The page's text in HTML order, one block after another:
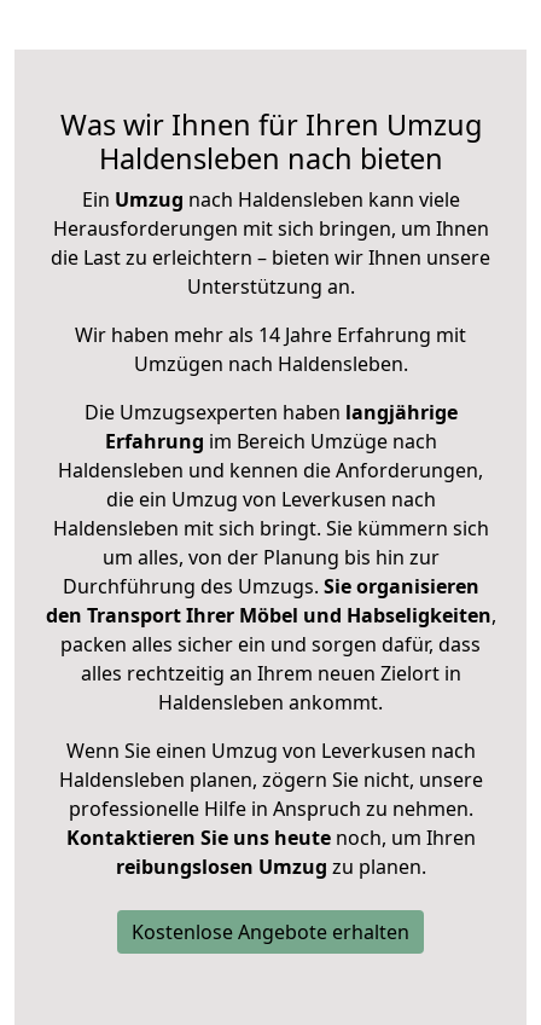
Was wir Ihnen für Ihren Umzug
Haldensleben nach bieten
Ein Umzug nach Haldensleben kann viele
Herausforderungen mit sich bringen, um Ihnen
die Last zu erleichtern – bieten wir Ihnen unsere
Unterstützung an.
Wir haben mehr als 14 Jahre Erfahrung mit
Umzügen nach Haldensleben.
Die Umzugsexperten haben langjährige
Erfahrung im Bereich Umzüge nach
Haldensleben und kennen die Anforderungen,
die ein Umzug von Leverkusen nach
Haldensleben mit sich bringt. Sie kümmern sich
um alles, von der Planung bis hin zur
Durchführung des Umzugs. Sie organisieren
den Transport Ihrer Möbel und Habseligkeiten,
packen alles sicher ein und sorgen dafür, dass
alles rechtzeitig an Ihrem neuen Zielort in
Haldensleben ankommt.
Wenn Sie einen Umzug von Leverkusen nach
Haldensleben planen, zögern Sie nicht, unsere
professionelle Hilfe in Anspruch zu nehmen.
Kontaktieren Sie uns heutenoch, um Ihren
reibungslosen Umzug zu planen.
Kostenlose Angebote erhalten